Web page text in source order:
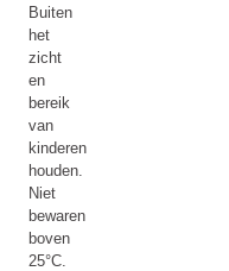
Buiten
het
zicht
en
bereik
van
kinderen
houden.
Niet
bewaren
boven
25°C.